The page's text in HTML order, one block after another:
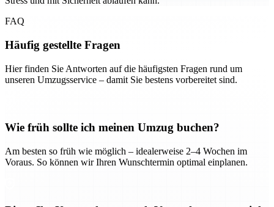
FAQ
Häufig gestellte Fragen
Hier finden Sie Antworten auf die häufigsten Fragen rund um
unseren Umzugsservice – damit Sie bestens vorbereitet sind.
Wie früh sollte ich meinen Umzug buchen?
Am besten so früh wie möglich – idealerweise 2–4 Wochen im
Voraus. So können wir Ihren Wunschtermin optimal einplanen.